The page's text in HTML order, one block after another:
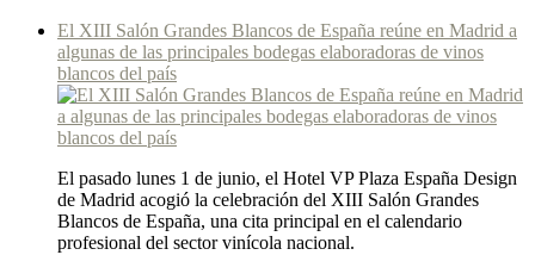
El XIII Salón Grandes Blancos de España reúne en Madrid a
algunas de las principales bodegas elaboradoras de vinos
blancos del país
El pasado lunes 1 de junio, el Hotel VP Plaza España Design
de Madrid acogió la celebración del XIII Salón Grandes
Blancos de España, una cita principal en el calendario
profesional del sector vinícola nacional.